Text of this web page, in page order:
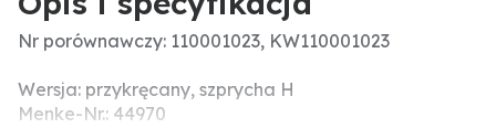
Nr porównawczy: 110001023, KW110001023
Wersja: przykręcany, szprycha H
Menke-Nr.: 44970